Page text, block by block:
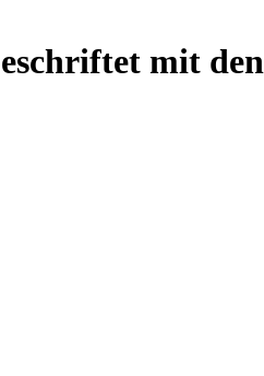
mit